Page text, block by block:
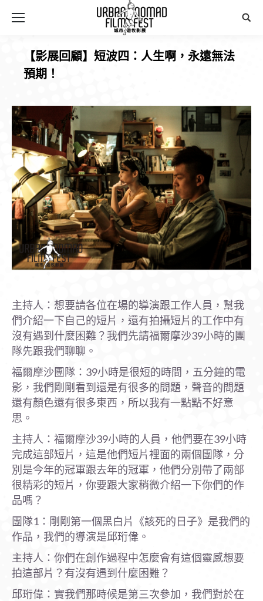
【影展回顧】短波四：人生啊，永遠無法
預期！
主持人：想要請各位在場的導演跟工作人員，幫我
們介紹一下自己的短片，還有拍攝短片的工作中有
沒有遇到什麼困難？我們先請福爾摩沙39小時的團
隊先跟我們聊聊。
福爾摩沙團隊：39小時是很短的時間，五分鐘的電
影，我們剛剛看到還是有很多的問題，聲音的問題
還有顏色還有很多東西，所以我有一點點不好意
思。
主持人：福爾摩沙39小時的人員，他們要在39小時
完成這部短片，這是他們短片裡面的兩個團隊，分
別是今年的冠軍跟去年的冠軍，他們分別帶了兩部
很精彩的短片，你要跟大家稍微介紹一下你們的作
品嗎？
團隊1：剛剛第一個黑白片《該死的日子》是我們的
作品，我們的導演是邱珩偉。
主持人：你們在創作過程中怎麼會有這個靈感想要
拍這部片？有沒有遇到什麼困難？
邱珩偉：實我們那時候是第三次參加，我們對於在